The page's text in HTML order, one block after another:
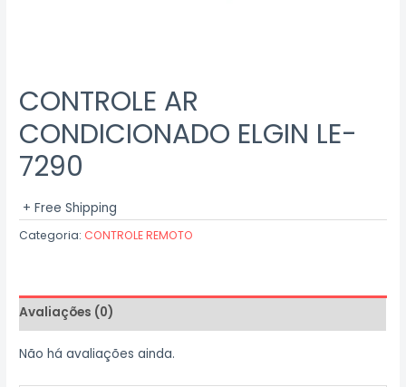
CONTROLE AR
CONDICIONADO ELGIN LE-
7290
+ Free Shipping
Categoria: CONTROLE REMOTO
Avaliações (0)
Não há avaliações ainda.